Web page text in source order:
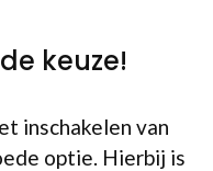
keuze!
inschakelen van
optie. Hierbij is